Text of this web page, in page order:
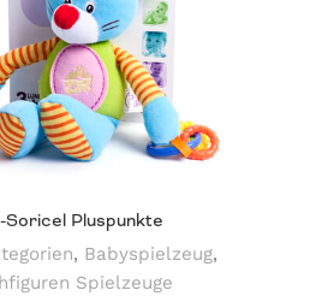
Soricel Pluspunkte
, Babyspielzeug,
Spielzeuge